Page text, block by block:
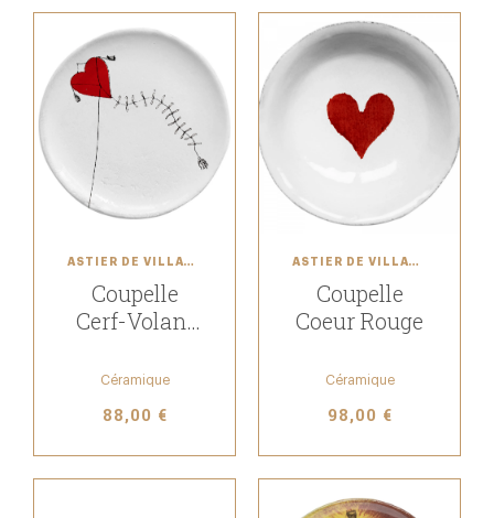
ASTIER DE VILLATTE
Coupelle
Cerf-Volant
Céramique
88,00 €
ASTIER DE VILLATTE
Coupelle
Coeur Rouge
Céramique
98,00 €